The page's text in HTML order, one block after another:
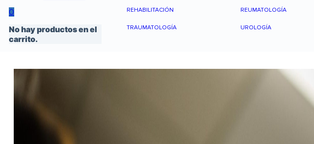
REHABILITACIÓN REUMATOLOGÍA
TRAUMATOLOGÍA UROLOGÍA
0
No hay productos en el
carrito.